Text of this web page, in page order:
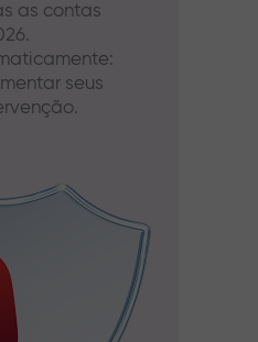
as contas
seus